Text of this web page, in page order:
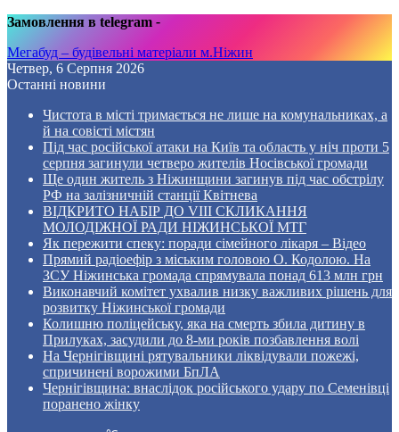
Замовлення в telegram -
Мегабуд – будівельні матеріали м.Ніжин
Четвер, 6 Серпня 2026
Останні новини
Чистота в місті тримається не лише на комунальниках, а
й на совісті містян
Під час російської атаки на Київ та область у ніч проти 5
серпня загинули четверо жителів Носівської громади
Ще один житель з Ніжинщини загинув під час обстрілу
РФ на залізничній станції Квітнева
ВІДКРИТО НАБІР ДО VIII СКЛИКАННЯ
МОЛОДІЖНОЇ РАДИ НІЖИНСЬКОЇ МТГ
Як пережити спеку: поради сімейного лікаря – Відео
Прямий радіоефір з міським головою О. Кодолою. На
ЗСУ Ніжинська громада спрямувала понад 613 млн грн
Виконавчий комітет ухвалив низку важливих рішень для
розвитку Ніжинської громади
Колишню поліцейську, яка на смерть збила дитину в
Прилуках, засудили до 8-ми років позбавлення волі
На Чернігівщині рятувальники ліквідували пожежі,
спричинені ворожими БпЛА
Чернігівщина: внаслідок російського удару по Семенівці
поранено жінку